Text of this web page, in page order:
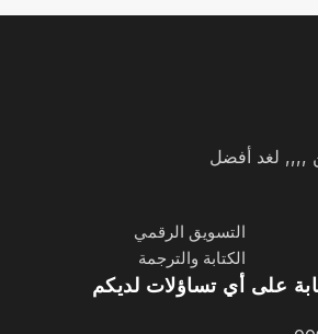
,,,, لغد أفضل
التسويق الرقمي
الكتابة والترجمة
على أي تساؤلات لديكم